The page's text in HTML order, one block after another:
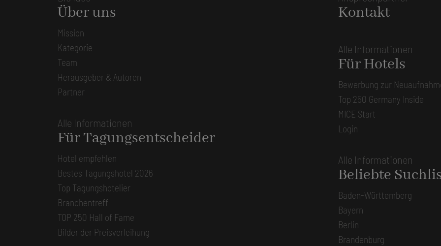
Über uns
Mission
Kategorie
Team
Herausgeber & Autoren
Partner
Alle Informationen
Für Tagungsentscheider
Hotel empfehlen
Bestes Tagungshotel 2026
Top Tagungshotelier
Branchentreff
TOP 250 Hall of Fame
Bilder der Preisverleihung
Kontakt
Alle Informationen
Für Hotels
Bewerbung zur
Top 250 Germany Inside
MICE Start
Login
Alle Informationen
Beliebte
Baden-Württemberg
Bayern
Berlin
Brandenburg